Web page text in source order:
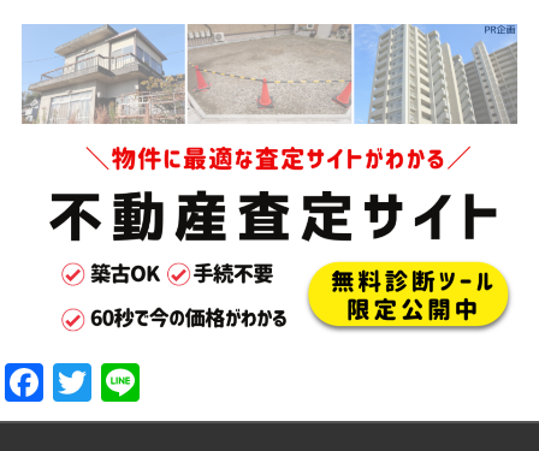
Facebook
Twitter